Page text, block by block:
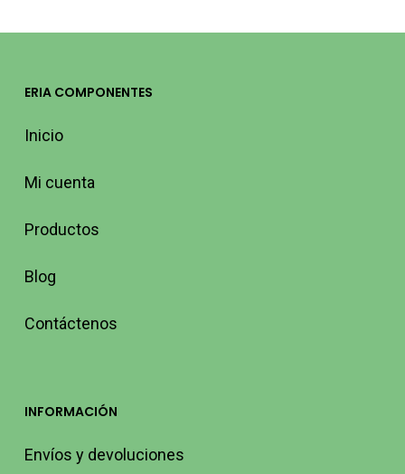
ERIA COMPONENTES
Inicio
Mi cuenta
Productos
Blog
Contáctenos
INFORMACIÓN
Envíos y devoluciones